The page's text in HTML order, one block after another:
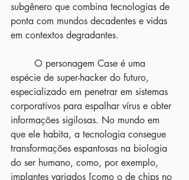
subgênero que combina tecnologias de
ponta com mundos decadentes e vidas
em contextos degradantes.
espécie de super-hacker do futuro,
especializado em penetrar em sistemas
corporativos para espalhar vírus e obter
informações sigilosas. No mundo em
que ele habita, a tecnologia consegue
transformações espantosas na biologia
do ser humano, como, por exemplo,
implantes variados [como o de chips no